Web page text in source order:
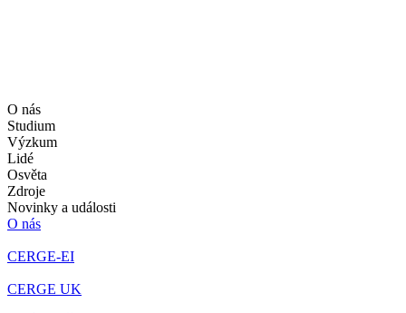
O nás
Studium
Výzkum
Lidé
Osvěta
Zdroje
Novinky a události
O nás
CERGE-EI
CERGE UK